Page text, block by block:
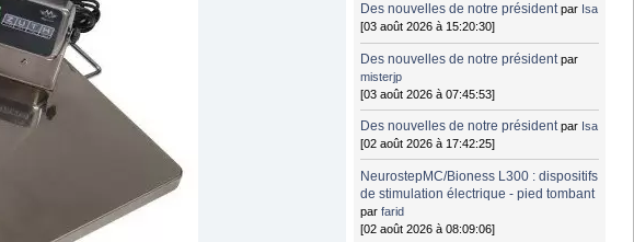
Des nouvelles de notre président par Isa
[03 août 2026 à 15:20:30]
Des nouvelles de notre président par
misterjp
[03 août 2026 à 07:45:53]
Des nouvelles de notre président par Isa
[02 août 2026 à 17:42:25]
NeurostepMC/Bioness L300 : dispositifs
de stimulation électrique - pied tombant
parfarid
[02 août 2026 à 08:09:06]